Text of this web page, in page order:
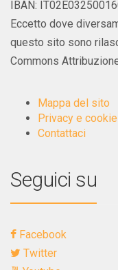
IBAN:
Eccetto dove
questo sito sono
Commons
Mappa del sito
Privacy e
Contattaci
Seguici su
Facebook
Twitter